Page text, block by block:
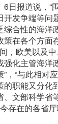
6日报道说，“
开发争端等问
合性的海洋
在各个方面
，欧美以及
强化主管海洋
，“与此相对
的职能又分化
、文部科学省
存在的各省